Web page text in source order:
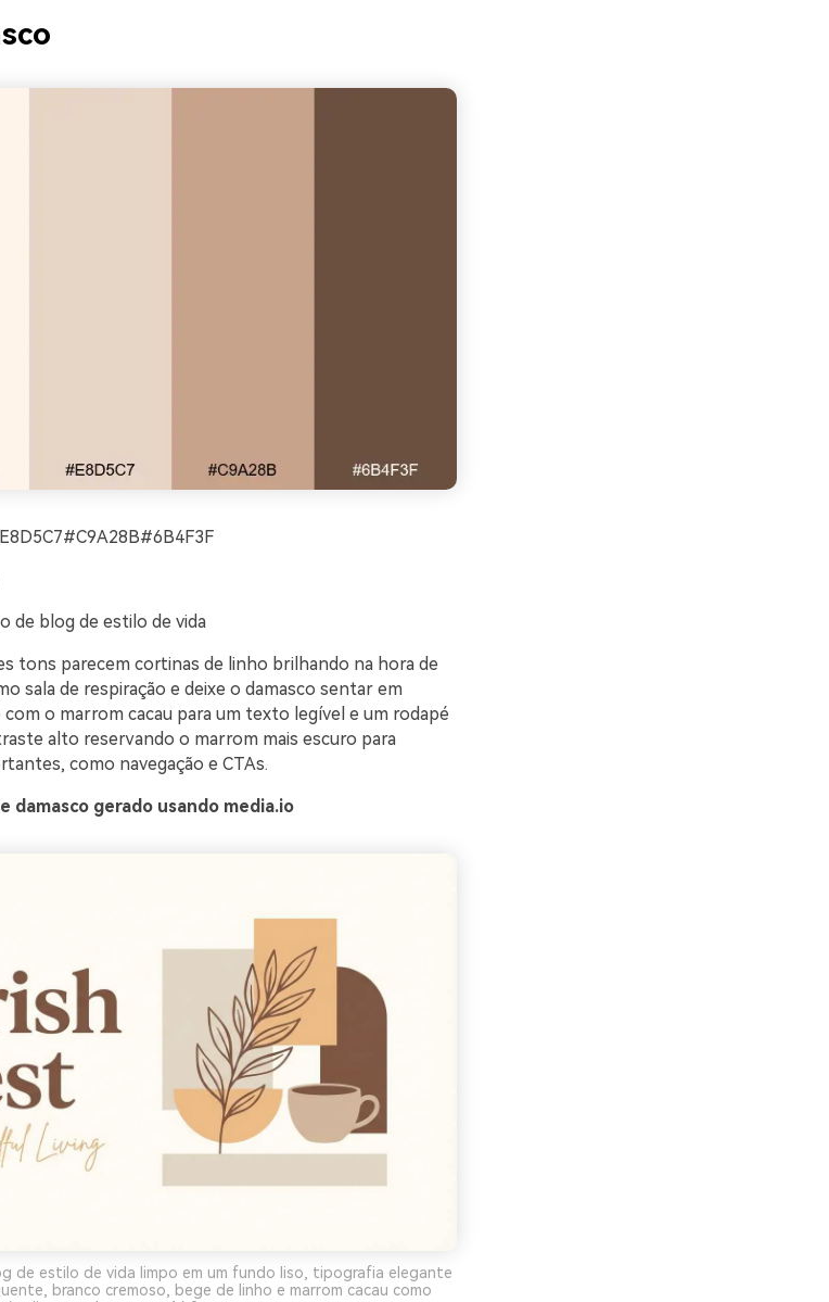
de blog de estilo de vida
tons parecem cortinas de linho brilhando na hora de
sala de respiração e deixe o damasco sentar em
o marrom cacau para um texto legível e um rodapé
alto reservando o marrom mais escuro para
como navegação e CTAs.
damasco gerado usando media.io
de estilo de vida limpo em um fundo liso, tipografia elegante
branco cremoso, bege de linho e marrom cacau como